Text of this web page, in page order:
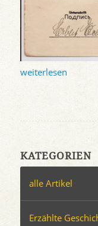
weiterlesen
KATEGORIEN
alle Artikel
Erzählte